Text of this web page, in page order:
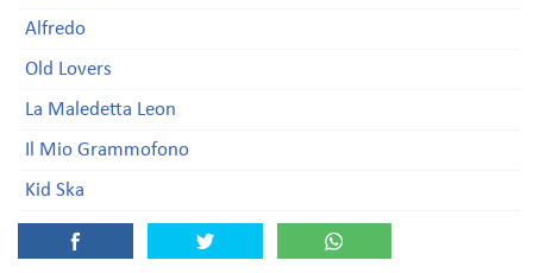
Alfredo
Old Lovers
La Maledetta Leon
Il Mio Grammofono
Kid Ska